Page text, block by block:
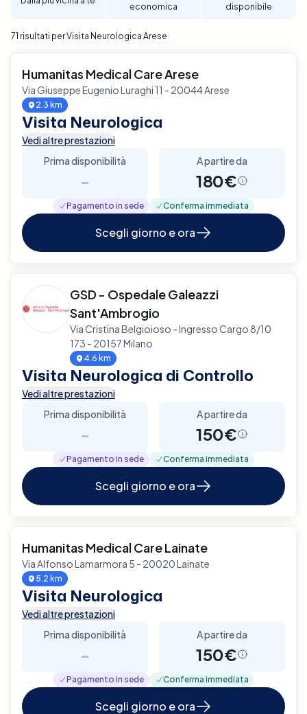
economica
disponibile
71 risultati per Visita Neurologica Arese
Humanitas Medical Care Arese
Via Giuseppe Eugenio Luraghi 11 - 20044 Arese
2.3 km
Visita Neurologica
Vedi altre prestazioni
Prima disponibilità
-
A partire da
180€
Pagamento in sede Conferma immediata
Scegli giorno e ora
GSD - Ospedale Galeazzi
Sant'Ambrogio
Via Cristina Belgioioso - Ingresso Cargo 8/10
173 - 20157 Milano
4.6 km
Visita Neurologica di Controllo
Vedi altre prestazioni
Prima disponibilità
-
A partire da
150€
Pagamento in sede Conferma immediata
Scegli giorno e ora
Humanitas Medical Care Lainate
Via Alfonso Lamarmora 5 - 20020 Lainate
5.2 km
Visita Neurologica
Vedi altre prestazioni
Prima disponibilità
-
A partire da
150€
Pagamento in sede Conferma immediata
Scegli giorno e ora